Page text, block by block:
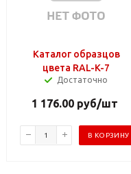
Каталог образцов
цвета RAL-K-7
Достаточно
1 176.00 руб/шт
В КОРЗИНУ